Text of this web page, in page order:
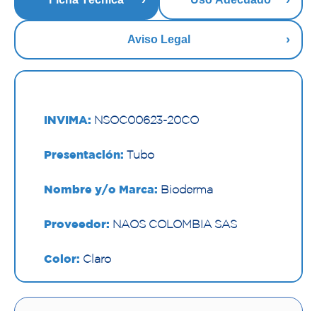
Aviso Legal
INVIMA: NSOC00623-20CO
Presentación: Tubo
Nombre y/o Marca: Bioderma
Proveedor: NAOS COLOMBIA SAS
Color: Claro